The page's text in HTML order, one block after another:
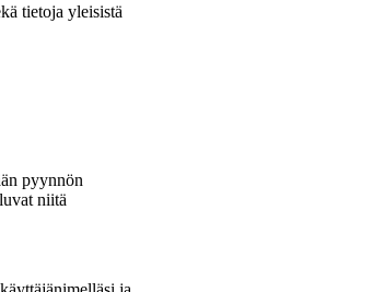
tietoja yleisistä
pyynnön
niitä